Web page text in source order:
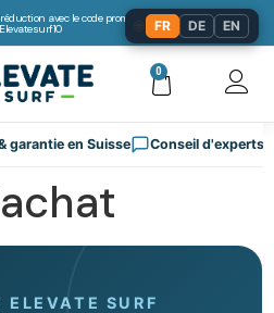
avec le code promo:
Elevatesurf10
0
garantie en Suisse Conseil d'experts
SURF
FR DE EN